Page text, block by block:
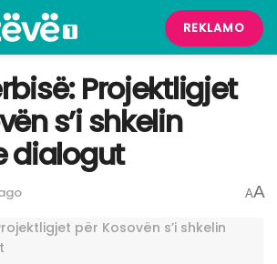
REKLAMO
Projektligjet
s’i shkelin
dialogut
AA